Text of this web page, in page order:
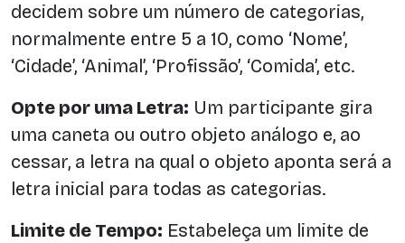
decidem sobre um número de categorias,
normalmente entre 5 a 10, como ‘Nome’,
‘Cidade’, ‘Animal’, ‘Profissão’, ‘Comida’, etc.
Opte por uma Letra: Um participante gira
uma caneta ou outro objeto análogo e, ao
cessar, a letra na qual o objeto aponta será a
letra inicial para todas as categorias.
Limite de Tempo: Estabeleça um limite de